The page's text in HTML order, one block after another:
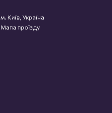
м. Київ, Україна
Мапа проїзду